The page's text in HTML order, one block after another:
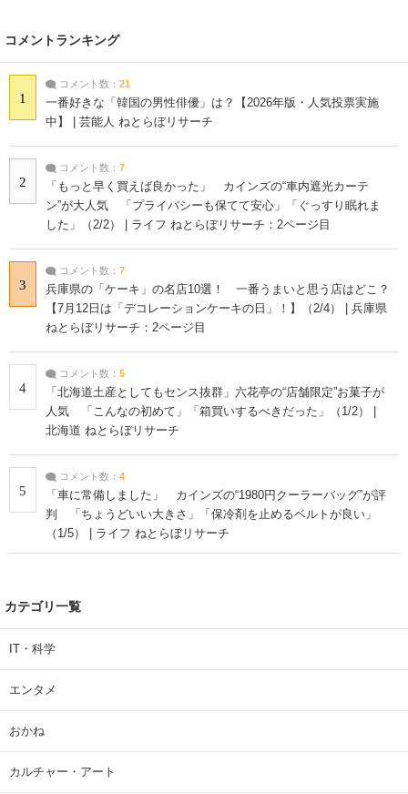
コメントランキング
1
コメント数： 21
一番好きな「韓国の男性俳優」は？【2026年版・人気投票実施
中】 | 芸能人 ねとらぼリサーチ
2
コメント数： 7
「もっと早く買えば良かった」 カインズの“車内遮光カーテ
ン”が大人気 「プライバシーも保てて安心」「ぐっすり眠れま
した」（2/2） | ライフ ねとらぼリサーチ：2ページ目
3
コメント数： 7
兵庫県の「ケーキ」の名店10選！ 一番うまいと思う店はどこ？
【7月12日は「デコレーションケーキの日」！】（2/4） | 兵庫県
ねとらぼリサーチ：2ページ目
4
コメント数： 5
「北海道土産としてもセンス抜群」六花亭の“店舗限定”お菓子が
人気 「こんなの初めて」「箱買いするべきだった」（1/2） |
北海道 ねとらぼリサーチ
5
コメント数： 4
「車に常備しました」 カインズの“1980円クーラーバッグ”が評
判 「ちょうどいい大きさ」「保冷剤を止めるベルトが良い」
（1/5） | ライフ ねとらぼリサーチ
カテゴリ一覧
IT・科学
エンタメ
おかね
カルチャー・アート